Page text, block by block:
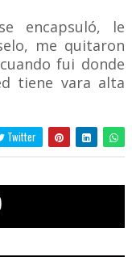
encapsuló, le
me quitaron
fui donde
tiene vara alta
Twitter